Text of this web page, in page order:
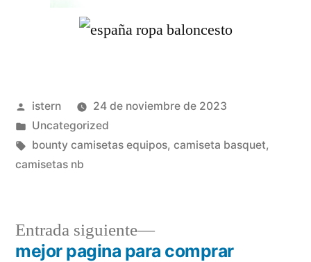
Publicado
por
istern
24 de noviembre de 2023
Publicado
en
Uncategorized
Etiquetas:
bounty camisetas equipos, camiseta basquet,
camisetas nb
Entrada siguiente
Entrada
siguiente:
mejor pagina para comprar